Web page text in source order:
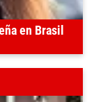
en Brasil